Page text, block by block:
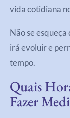
vida cotidiana
Não se
irá evoluir e
tempo.
Quais
Fazer